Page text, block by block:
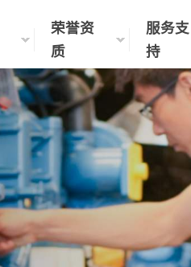
荣誉资
质
服务支
持